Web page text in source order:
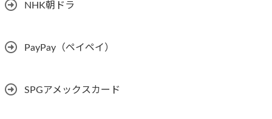
NHK朝ドラ
PayPay（ペイペイ）
SPGアメックスカード